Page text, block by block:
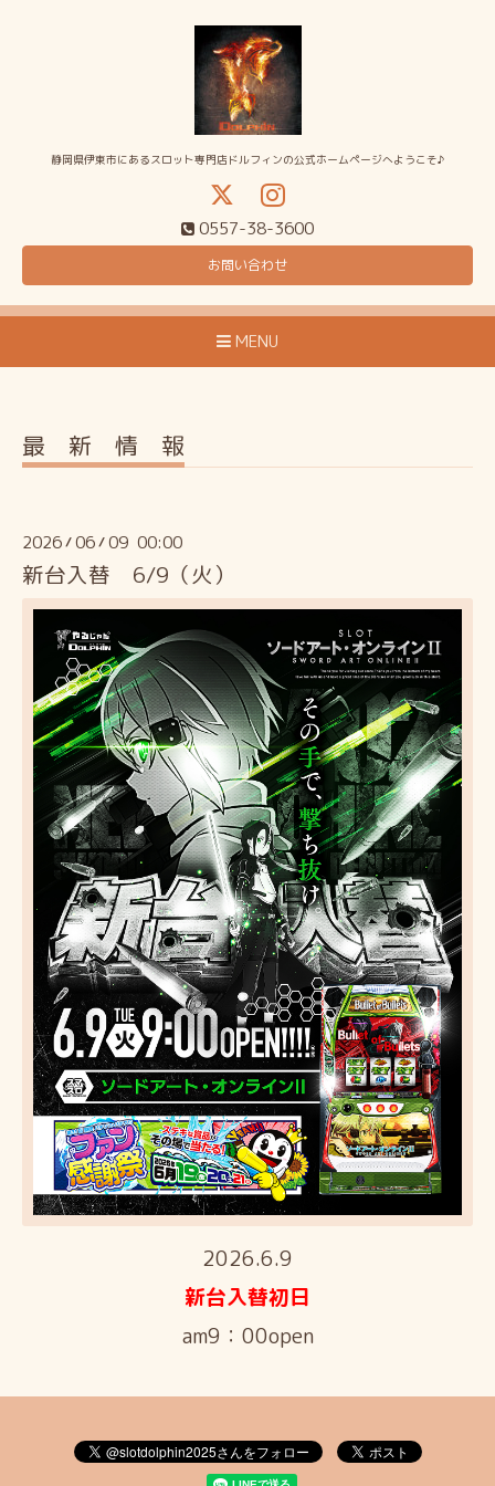
静岡県伊東市にあるスロット専門店ドルフィンの公式ホームページへようこそ♪
0557-38-3600
お問い合わせ
MENU
最 新 情 報
2026/06/09 00:00
新台入替 6/9（火）
2026.6.9
新台入替初日
am9：00open